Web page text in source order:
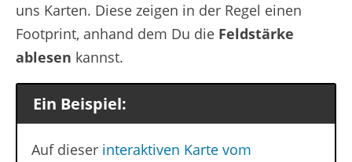
uns Karten. Diese zeigen in der Regel einen
Footprint, anhand dem Du die Feldstärke
ablesen kannst.
Ein Beispiel:
Auf dieser interaktiven Karte vom